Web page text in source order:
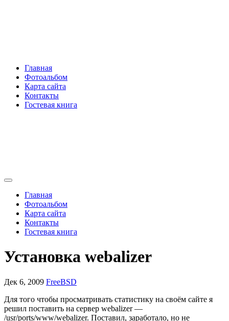
Главная
Фотоальбом
Карта сайта
Контакты
Гостевая книга
Главная
Фотоальбом
Карта сайта
Контакты
Гостевая книга
Установка webalizer
Дек 6, 2009 FreeBSD
Для того чтобы просматривать статистику на своём сайте я
решил поставить на сервер webalizer —
/usr/ports/www/webalizer. Поставил, заработало, но не